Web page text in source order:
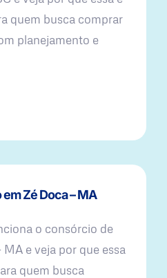
quem busca comprar
planejamento e
Zé Doca – MA
o consórcio de
e veja por que essa
quem busca